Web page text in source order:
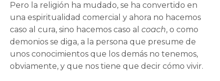
Pero la religión ha mudado, se ha convertido en
una espiritualidad comercial y ahora no hacemos
caso al cura, sino hacemos caso alcoach, o como
demonios se diga, a la persona que presume de
unos conocimientos que los demás no tenemos,
obviamente, y que nos tiene que decir cómo vivir.